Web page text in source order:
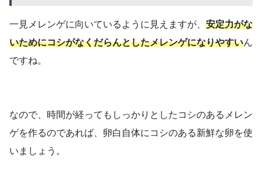
一見メレンゲに向いているように見えますが、 安定力がな
いためにコシがなくだらんとしたメレンゲになりやすいん
ですね。
なので、時間が経ってもしっかりとしたコシのあるメレン
ゲを作るのであれば、卵白自体にコシのある新鮮な卵を使
いましょう。